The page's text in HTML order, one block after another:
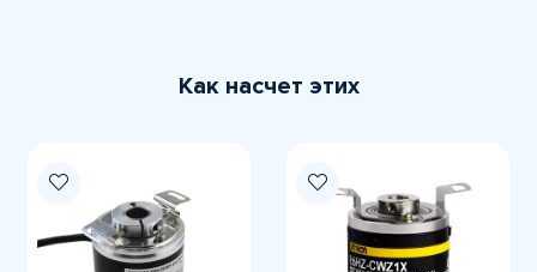
Как насчет этих